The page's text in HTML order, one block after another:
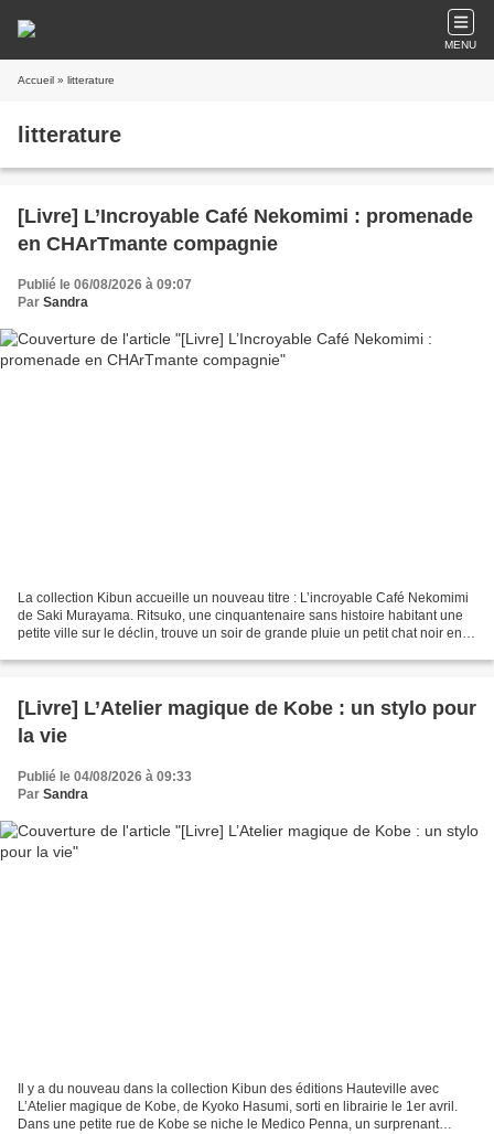
MENU
Accueil » litterature
litterature
[Livre] L’Incroyable Café Nekomimi : promenade
en CHArTmante compagnie
Publié le 06/08/2026 à 09:07
Par Sandra
La collection Kibun accueille un nouveau titre : L’incroyable Café Nekomimi
de Saki Murayama. Ritsuko, une cinquantenaire sans histoire habitant une
petite ville sur le déclin, trouve un soir de grande pluie un petit chat noir en
[Livre] L’Atelier magique de Kobe : un stylo pour
la vie
Publié le 04/08/2026 à 09:33
Par Sandra
Il y a du nouveau dans la collection Kibun des éditions Hauteville avec
L’Atelier magique de Kobe, de Kyoko Hasumi, sorti en librairie le 1er avril.
Dans une petite rue de Kobe se niche le Medico Penna, un surprenant